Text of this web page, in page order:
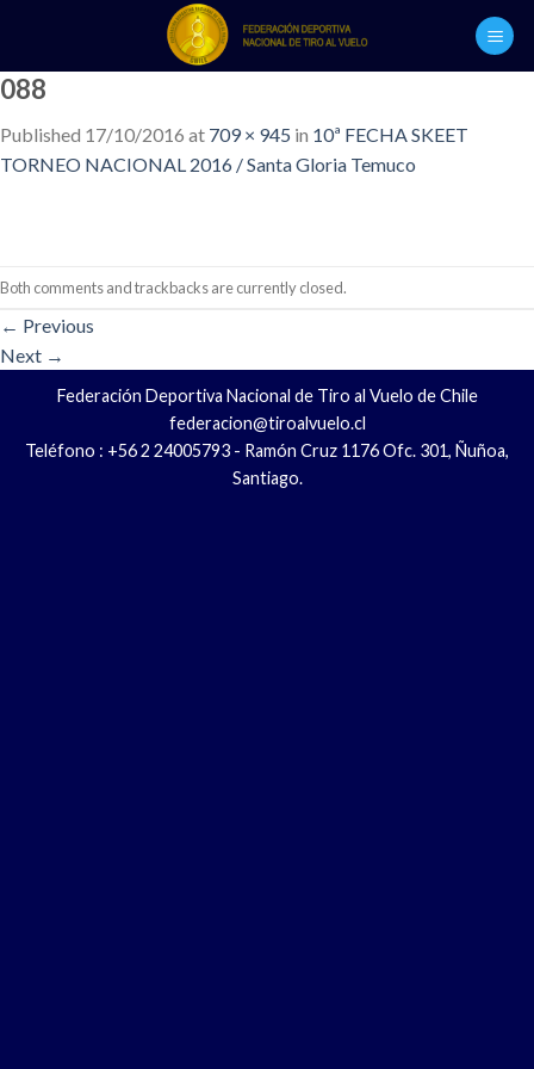
content
088
Published 17/10/2016 at 709 × 945 in 10ª FECHA SKEET
TORNEO NACIONAL 2016 / Santa Gloria Temuco
Both comments and trackbacks are currently closed.
← Previous
Next →
Federación Deportiva Nacional de Tiro al Vuelo de Chile
federacion@tiroalvuelo.cl
Teléfono : +56 2 24005793 - Ramón Cruz 1176 Ofc. 301, Ñuñoa,
Santiago.